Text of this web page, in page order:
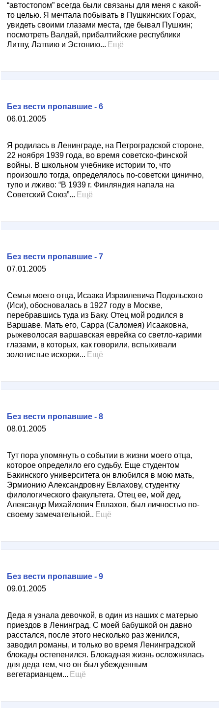
“автостопом” всегда были связаны для меня с какой-
то целью. Я мечтала побывать в Пушкинских Горах,
увидеть своими глазами места, где бывал Пушкин;
посмотреть Валдай, прибалтийские республики
Литву, Латвию и Эстонию... Ещё
06.01.2005
Без вести пропавшие - 6
Я родилась в Ленинграде, на Петроградской стороне,
22 ноября 1939 года, во время советско-финской
войны. В школьном учебнике истории то, что
произошло тогда, определялось по-советски цинично,
тупо и лживо: “В 1939 г. Финляндия напала на
Советский Союз”... Ещё
07.01.2005
Без вести пропавшие - 7
Семья моего отца, Исаака Израилевича Подольского
(Иси), обосновалась в 1927 году в Москве,
перебравшись туда из Баку. Отец мой родился в
Варшаве. Мать его, Сарра (Саломея) Исааковна,
рыжеволосая варшавская еврейка со светло-карими
глазами, в которых, как говорили, вспыхивали
золотистые искорки... Ещё
08.01.2005
Без вести пропавшие - 8
Тут пора упомянуть о событии в жизни моего отца,
которое определило его судьбу. Еще студентом
Бакинского университета он влюбился в мою мать,
Эрмионию Александровну Евлахову, студентку
филологического факультета. Отец ее, мой дед,
Александр Михайлович Евлахов, был личностью по-
своему замечательной.. Ещё
09.01.2005
Без вести пропавшие - 9
Деда я узнала девочкой, в один из наших с матерью
приездов в Ленинград. С моей бабушкой он давно
расстался, после этого несколько раз женился,
заводил романы, и только во время Ленинградской
блокады остепенился. Блокадная жизнь осложнялась
для деда тем, что он был убежденным
вегетарианцем... Ещё